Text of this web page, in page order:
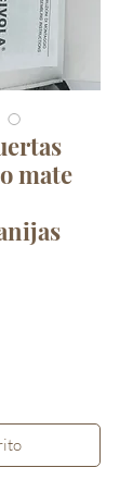
mate